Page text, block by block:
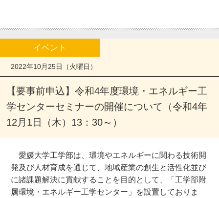
イベント
2022年10月25日（火曜日）
【要事前申込】令和4年度環境・エネルギー工
学センターセミナーの開催について（令和4年
12月1日（木）13：30～）
愛媛大学工学部は、環境やエネルギーに関わる技術開
発及び人材育成を通じて、地域産業の創生と活性化並び
に諸課題解決に貢献することを目的として、「工学部附
属環境・エネルギー工学センター」を設置しておりま